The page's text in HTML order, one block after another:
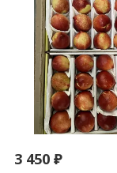
3 450₽